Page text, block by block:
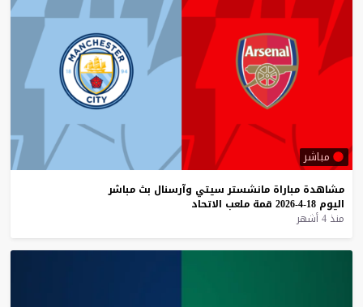
مباشر
مشاهدة مباراة مانشستر سيتي وآرسنال بث مباشر
اليوم 18-4-2026 قمة ملعب الاتحاد
منذ 4 أشهر